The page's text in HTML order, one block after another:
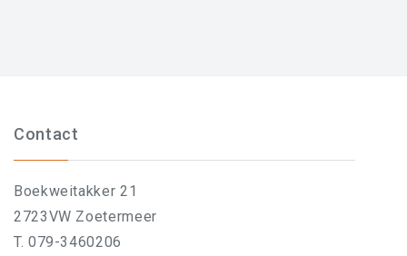
Contact
Boekweitakker 21
2723VW Zoetermeer
T. 079-3460206